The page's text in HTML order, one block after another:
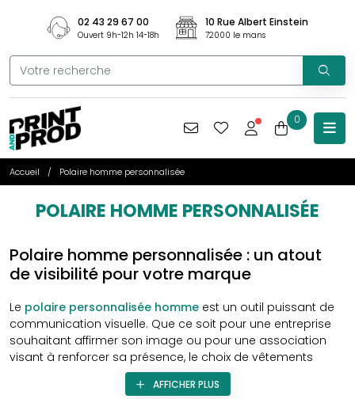
02 43 29 67 00
Ouvert 9h-12h 14-18h
10 Rue Albert Einstein
72000 le mans
0
Accueil Polaire homme personnalisée
POLAIRE HOMME PERSONNALISÉE
Polaire homme personnalisée : un atout
de visibilité pour votre marque
Le polaire personnalisée homme est un outil puissant de
communication visuelle. Que ce soit pour une entreprise
souhaitant affirmer son image ou pour une association
visant à renforcer sa présence, le choix de vêtements
personnalisés est une stratégie efficace. Avec sa capacité
à intégrer des logos, slogans et couleurs de votre marque,
AFFICHER PLUS